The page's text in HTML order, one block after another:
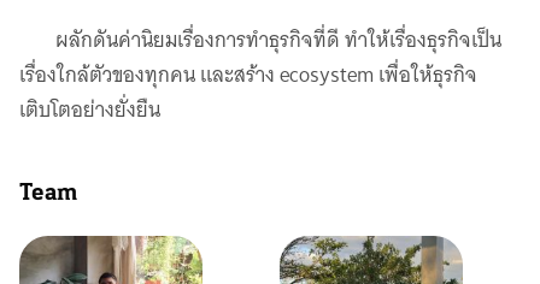
ผลักดันค่านิยมเรื่องการทำธุรกิจที่ดี ทำให้เรื่องธุรกิจเป็น
เรื่องใกล้ตัวของทุกคน และสร้างecosystem เพื่อให้ธุรกิจ
เติบโตอย่างยั่งยืน
Team